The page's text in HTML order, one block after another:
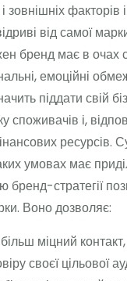
зовнішніх
від самої
бренд має в очах
емоційні
піддати свій
споживачів і,
ресурсів.
умовах має
стратегії
Воно дозволяє:
міцний
своєї цільової